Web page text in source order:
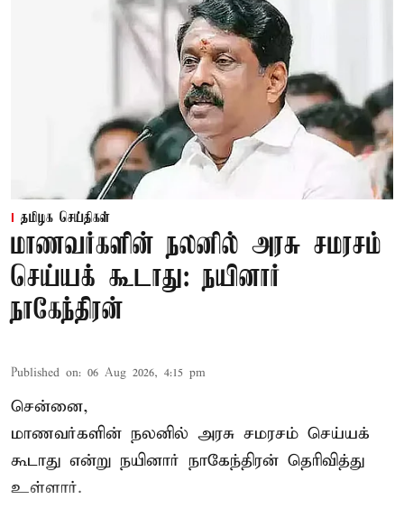
தமிழக செய்திகள்
மாணவர்களின் நலனில் அரசு சமரசம்
செய்யக் கூடாது: நயினார்
நாகேந்திரன்
Published on: 06 Aug 2026, 4:15 pm
சென்னை,
மாணவர்களின் நலனில் அரசு சமரசம் செய்யக்
கூடாது என்று நயினார் நாகேந்திரன் தெரிவித்து
உள்ளார்.